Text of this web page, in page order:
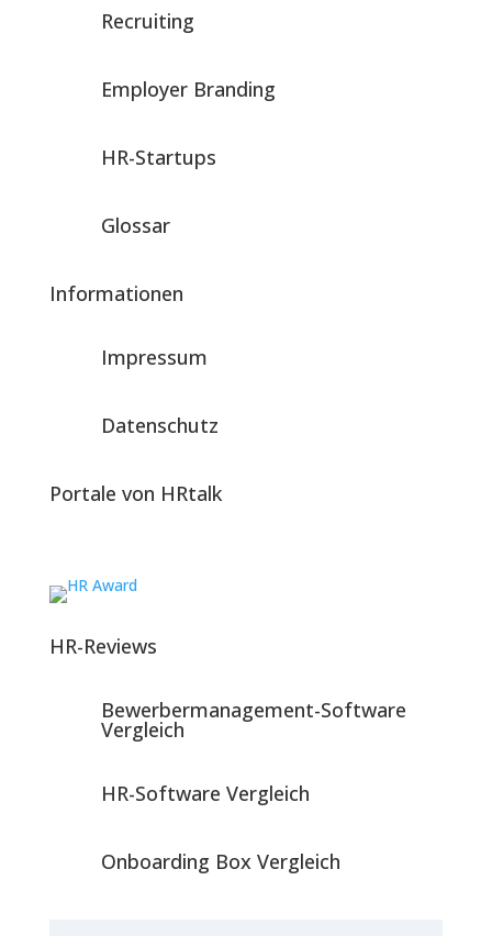
Recruiting
Employer Branding
HR-Startups
Glossar
Informationen
Impressum
Datenschutz
Portale von HRtalk
HR-Reviews
Bewerbermanagement-Software
Vergleich
HR-Software Vergleich
Onboarding Box Vergleich